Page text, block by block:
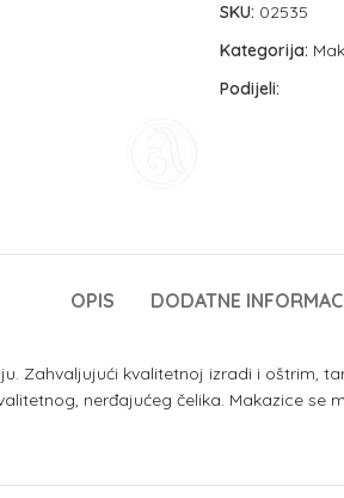
SKU: 02535
Kategorija:
Podijeli:
OPIS DODATNE
Zahvaljujući kvalitetnoj izradi i oštrim,
nerđajućeg čelika. Makazice se